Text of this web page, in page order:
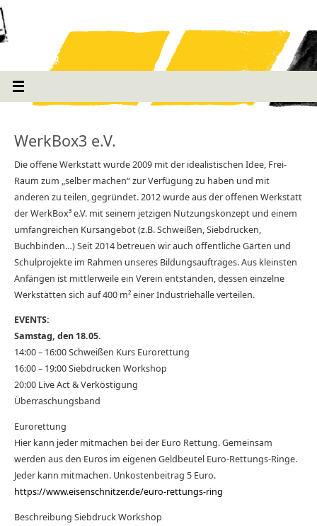
WerkBox3 e.V.
Die offene Werkstatt wurde 2009 mit der idealistischen Idee, Frei-
Raum zum „selber machen“ zur Verfügung zu haben und mit
anderen zu teilen, gegründet. 2012 wurde aus der offenen Werkstatt
der WerkBox³ e.V. mit seinem jetzigen Nutzungskonzept und einem
umfangreichen Kursangebot (z.B. Schweißen, Siebdrucken,
Buchbinden…) Seit 2014 betreuen wir auch öffentliche Gärten und
Schulprojekte im Rahmen unseres Bildungsauftrages. Aus kleinsten
Anfängen ist mittlerweile ein Verein entstanden, dessen einzelne
Werkstätten sich auf 400 m² einer Industriehalle verteilen.
EVENTS:
Samstag, den 18.05.
14:00 – 16:00 Schweißen Kurs Eurorettung
16:00 – 19:00 Siebdrucken Workshop
20:00 Live Act & Verköstigung
Überraschungsband
Eurorettung
Hier kann jeder mitmachen bei der Euro Rettung. Gemeinsam
werden aus den Euros im eigenen Geldbeutel Euro-Rettungs-Ringe.
Jeder kann mitmachen. Unkostenbeitrag 5 Euro.
https://www.eisenschnitzer.de/euro-rettungs-ring
Beschreibung Siebdruck Workshop